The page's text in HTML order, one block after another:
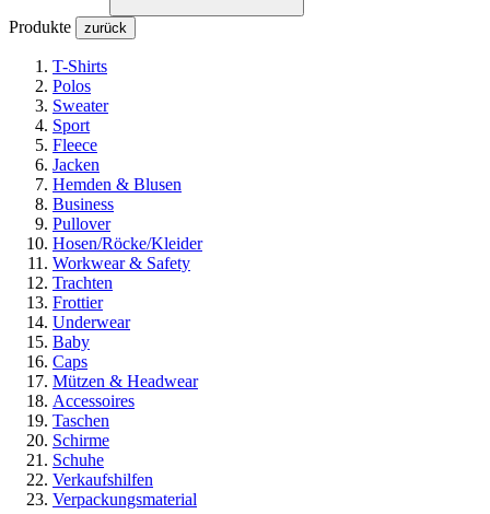
Produkte zurück
T-Shirts
Polos
Sweater
Sport
Fleece
Jacken
Hemden & Blusen
Business
Pullover
Hosen/Röcke/Kleider
Workwear & Safety
Trachten
Frottier
Underwear
Baby
Caps
Mützen & Headwear
Accessoires
Taschen
Schirme
Schuhe
Verkaufshilfen
Verpackungsmaterial